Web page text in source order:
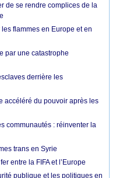
de se rendre complices de la
flammes en Europe et en
par une catastrophe
derrière les
accéléré du pouvoir après les
communautés : réinventer la
trans en Syrie
entre la FIFA et l’Europe
publique et les politiques en